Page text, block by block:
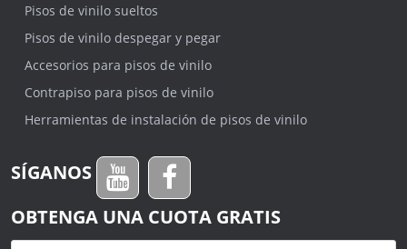
Pisos de vinilo sueltos
Pisos de vinilo despegar y pegar
Accesorios para pisos de vinilo
Contrapiso para pisos de vinilo
Herramientas de instalación de pisos de vinilo
SÍGANOS
OBTENGA UNA CUOTA GRATIS